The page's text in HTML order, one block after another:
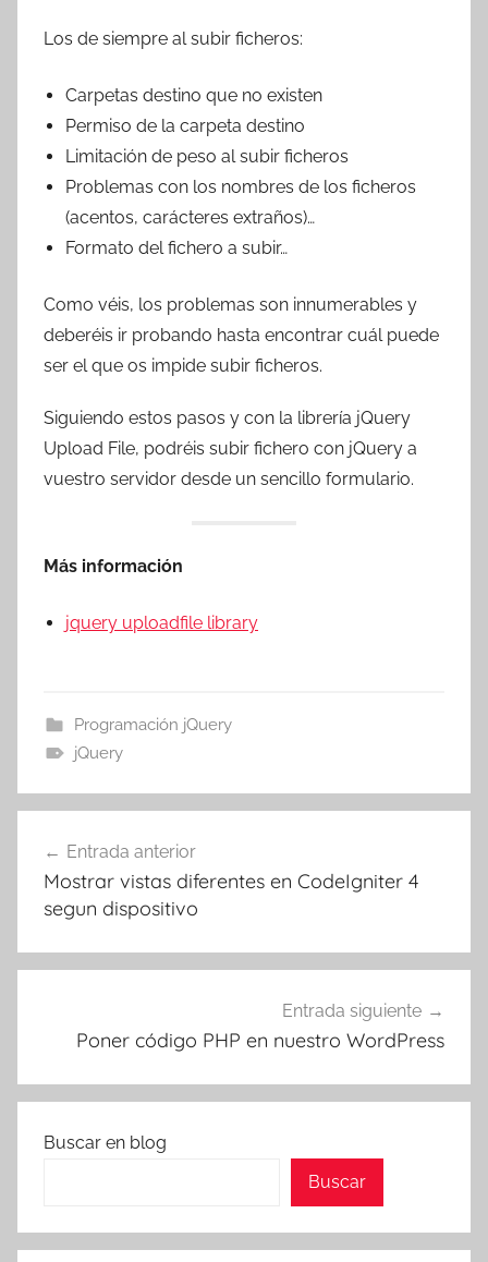
Los de siempre al subir ficheros:
Carpetas destino que no existen
Permiso de la carpeta destino
Limitación de peso al subir ficheros
Problemas con los nombres de los ficheros
(acentos, carácteres extraños)…
Formato del fichero a subir…
Como véis, los problemas son innumerables y
deberéis ir probando hasta encontrar cuál puede
ser el que os impide subir ficheros.
Siguiendo estos pasos y con la librería jQuery
Upload File, podréis subir fichero con jQuery a
vuestro servidor desde un sencillo formulario.
Más información
jquery uploadfile library
Programación jQuery
jQuery
de
entradas
Entrada anterior
Mostrar vistas diferentes en CodeIgniter 4
segun dispositivo
Entrada siguiente
Poner código PHP en nuestro WordPress
Buscar en blog
Buscar